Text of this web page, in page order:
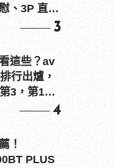
、3P 直接
3
這些？av
行出爐，
3，第1名
4
！
PLUS